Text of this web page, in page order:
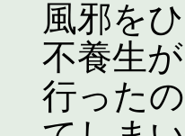
風邪を
不養生
行った